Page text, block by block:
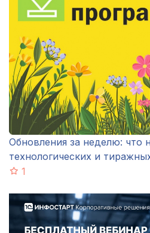
Обновления за неделю: что
технологических и
1